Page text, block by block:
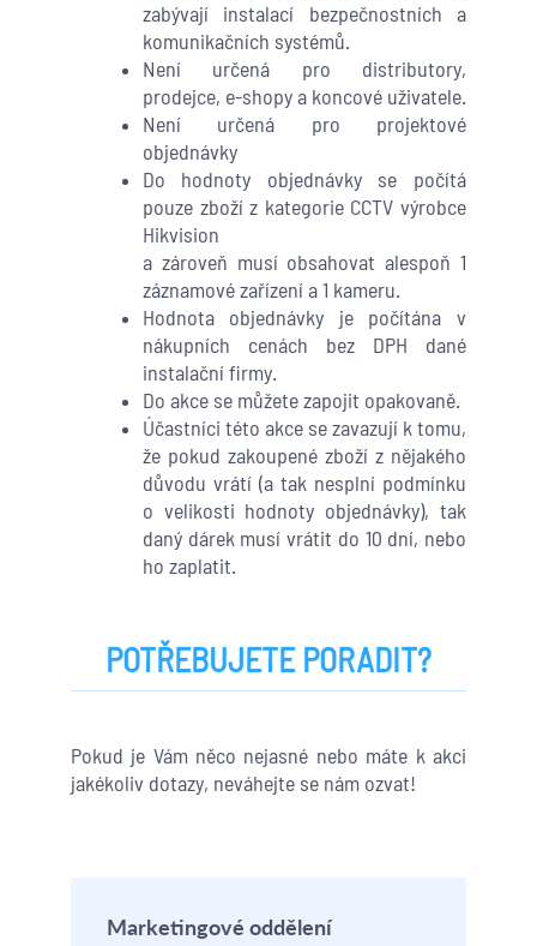
zabývají instalací bezpečnostních a
komunikačních systémů.
Není určená pro distributory,
prodejce, e-shopy a koncové uživatele.
Není určená pro projektové
objednávky
Do hodnoty objednávky se počítá
pouze zboží z kategorie CCTV výrobce
Hikvision
a zároveň musí obsahovat alespoň 1
záznamové zařízení a 1 kameru.
Hodnota objednávky je počítána v
nákupních cenách bez DPH dané
instalační firmy.
Do akce se můžete zapojit opakovaně.
Účastníci této akce se zavazují k tomu,
že pokud zakoupené zboží z nějakého
důvodu vrátí (a tak nesplní podmínku
o velikosti hodnoty objednávky), tak
daný dárek musí vrátit do 10 dní, nebo
ho zaplatit.
POTŘEBUJETE PORADIT?
Pokud je Vám něco nejasné nebo máte k akci
jakékoliv dotazy, neváhejte se nám ozvat!
Marketingové oddělení